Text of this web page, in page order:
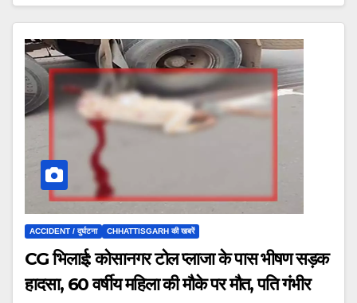
ACCIDENT / दुर्घटना CHHATTISGARH की खबरें
CG भिलाई: कोसानगर टोल प्लाजा के पास भीषण सड़क
हादसा, 60 वर्षीय महिला की मौके पर मौत, पति गंभीर